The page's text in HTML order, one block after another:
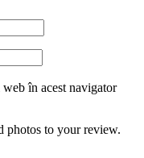
în acest navigator
photos to your review.